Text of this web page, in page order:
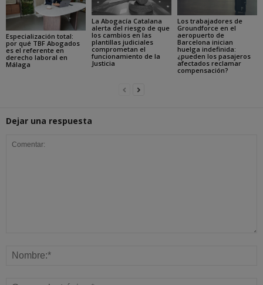
Especialización total:
por qué TBF Abogados
es el referente en
derecho laboral en
Málaga
La Abogacía Catalana
alerta del riesgo de que
los cambios en las
plantillas judiciales
comprometan el
funcionamiento de la
Justicia
Los trabajadores de
Groundforce en el
aeropuerto de
Barcelona inician
huelga indefinida:
¿pueden los pasajeros
afectados reclamar
compensación?
Dejar una respuesta